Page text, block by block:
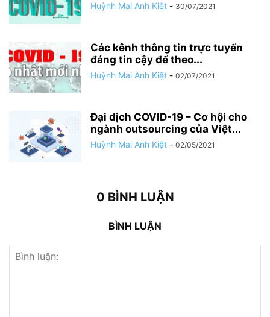
Huỳnh Mai Anh Kiệt - 30/07/2021
Các kênh thông tin trực tuyến
đáng tin cậy để theo...
Huỳnh Mai Anh Kiệt - 02/07/2021
Đại dịch COVID-19 – Cơ hội cho
ngành outsourcing của Việt...
Huỳnh Mai Anh Kiệt - 02/05/2021
0 BÌNH LUẬN
BÌNH LUẬN